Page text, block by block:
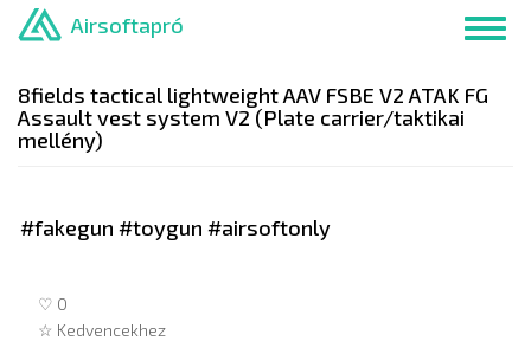
Ugrás
Airsoftapró
8fields tactical lightweight AAV FSBE V2 ATAK FG
Assault vest system V2 (Plate carrier/taktikai
mellény)
#fakegun #toygun #airsoftonly
♡ 0
☆ Kedvencekhez